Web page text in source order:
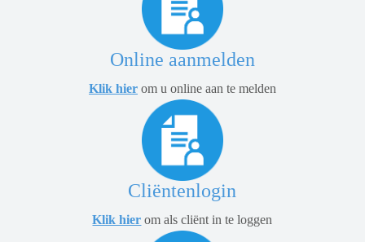
Online aanmelden
Klik hierom u online aan te melden
Cliëntenlogin
Klik hier om als cliënt in te loggen